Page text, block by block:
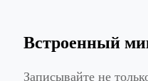
Встроенный
Записывайте не